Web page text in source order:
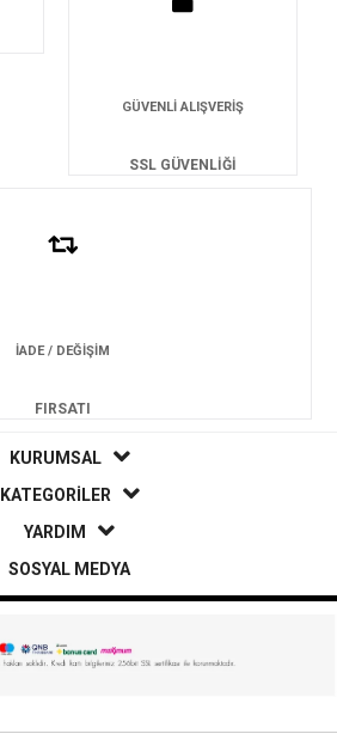
GÜVENLİ ALIŞVERİŞ
SSL GÜVENLİĞİ
İADE / DEĞİŞİM
FIRSATI
KURUMSAL
KATEGORİLER
YARDIM
SOSYAL MEDYA